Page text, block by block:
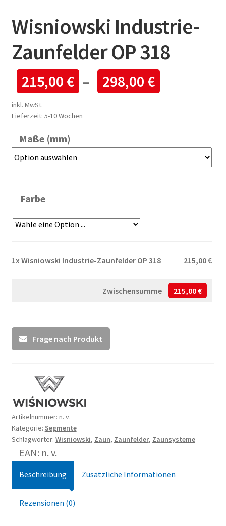
Wisniowski Industrie-
Zaunfelder OP 318
215,00 € – 298,00 €
inkl. MwSt.
Lieferzeit: 5-10 Wochen
Maße (mm)
Farbe
1xWisniowski Industrie-Zaunfelder OP 318 215,00 €
Zwischensumme 215,00 €
Frage nach Produkt
Artikelnummer: n. v.
Kategorie: Segmente
Schlagwörter: Wisniowski, Zaun, Zaunfelder, Zaunsysteme
EAN: n. v.
Beschreibung Zusätzliche Informationen
Rezensionen (0)